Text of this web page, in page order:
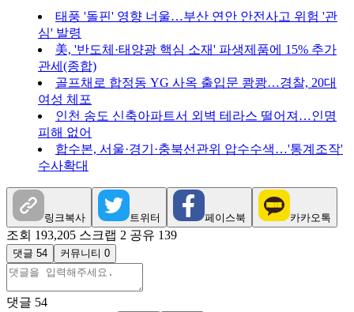
태풍 '돌핀' 영향 너울…부산 연안 안전사고 위험 '관
심' 발령
美, '반도체·태양광 핵심 소재' 파생제품에 15% 추가
관세(종합)
골프채로 합정동 YG 사옥 출입문 쾅쾅…경찰, 20대
여성 체포
인천 송도 신축아파트서 외벽 테라스 떨어져…인명
피해 없어
합수본, 서울·경기·충북선관위 압수수색…'통계조작'
수사확대
링크복사 트위터 페이스북 카카오톡
조회 193,205 스크랩 2 공유 139
댓글 54 커뮤니티 0
댓글 54